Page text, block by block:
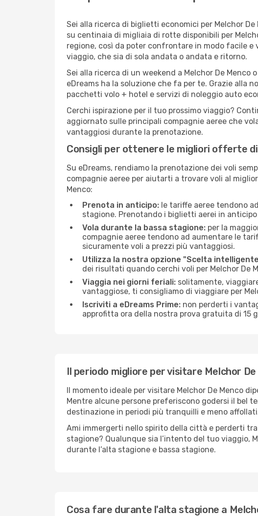
Sei alla ricerca di biglietti economici per Melchor
su centinaia di migliaia di rotte disponibili per
regione, così da poter confrontare in modo facile e
viaggio, che sia di sola andata o andata e ritorno.
Sei alla ricerca di un weekend a Melchor De Menco
eDreams ha la soluzione che fa per te. Grazie alla
pacchetti volo + hotel e servizi di noleggio auto
Cerchi ispirazione per il tuo prossimo viaggio?
aggiornato sulle principali compagnie aeree che
vantaggiosi durante la prenotazione.
Consigli per ottenere le migliori offerte di
Su eDreams, rendiamo la prenotazione dei voli
compagnie aeree per aiutarti a trovare voli al
Menco:
Prenota in anticipo: le tariffe aeree tendono
stagione. Prenotando i biglietti aerei in
Vola durante la bassa stagione: per la
compagnie aeree tendono ad aumentare le
sicuramente voli a prezzi più vantaggiosi.
Utilizza la nostra opzione "Scelta
dei risultati quando cerchi voli per Melchor De
Viaggia nei giorni feriali: solitamente,
vantaggiose, ti consigliamo di viaggiare per
Iscriviti a eDreams Prime: non perderti i
approfitta ora della nostra prova gratuita di 15
Il periodo migliore per visitare Melchor De
Il momento ideale per visitare Melchor De Menco
Mentre alcune persone preferiscono godersi il bel
destinazione in periodi più tranquilli e meno
Ami immergerti nello spirito della città e perderti
stagione? Qualunque sia l’intento del tuo viaggio,
durante l’alta stagione e bassa stagione.
Cosa fare durante l'alta stagione a